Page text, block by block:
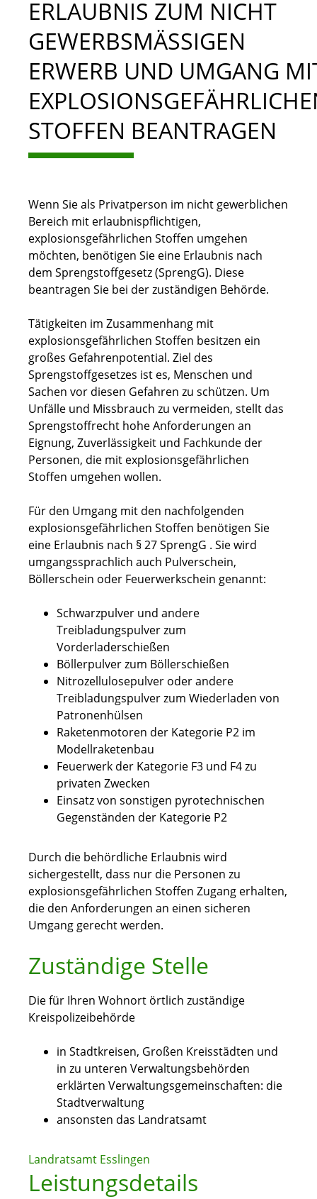
ERLAUBNIS ZUM NICHT
GEWERBSMÄSSIGEN E
RWERB UND UMGANG MIT
XPLOSIONSGEFÄHRLICHEN
TOFFEN BEANTRAGEN
Wenn Sie als Privatperson im nicht gewerblichen
Bereich mit erlaubnispflichtigen,
explosionsgefährlichen Stoffen umgehen
möchten, benötigen Sie eine Erlaubnis nach
dem Sprengstoffgesetz (SprengG). Diese
beantragen Sie bei der zuständigen Behörde.
Tätigkeiten im Zusammenhang mit
explosionsgefährlichen Stoffen besitzen ein
großes Gefahrenpotential. Ziel des
Sprengstoffgesetzes ist es, Menschen und
Sachen vor diesen Gefahren zu schützen. Um
Unfälle und Missbrauch zu vermeiden, stellt das
Sprengstoffrecht hohe Anforderungen an
Eignung, Zuverlässigkeit und Fachkunde der
Personen, die mit explosionsgefährlichen
Stoffen umgehen wollen.
Für den Umgang mit den nachfolgenden
explosionsgefährlichen Stoffen benötigen Sie
eine Erlaubnis nach § 27 SprengG . Sie wird
umgangssprachlich auch Pulverschein,
Böllerschein oder Feuerwerkschein genannt:
Schwarzpulver und andere
Treibladungspulver zum
Vorderladerschießen
Böllerpulver zum Böllerschießen
Nitrozellulosepulver oder andere
Treibladungspulver zum Wiederladen von
Patronenhülsen
Raketenmotoren der Kategorie P2 im
Modellraketenbau
Feuerwerk der Kategorie F3 und F4 zu
privaten Zwecken
Einsatz von sonstigen pyrotechnischen
Gegenständen der Kategorie P2
Durch die behördliche Erlaubnis wird
sichergestellt, dass nur die Personen zu
explosionsgefährlichen Stoffen Zugang erhalten,
die den Anforderungen an einen sicheren
Umgang gerecht werden.
Zuständige Stelle
Die für Ihren Wohnort örtlich zuständige
Kreispolizeibehörde
in Stadtkreisen, Großen Kreisstädten und
in zu unteren Verwaltungsbehörden
erklärten Verwaltungsgemeinschaften: die
Stadtverwaltung
ansonsten das Landratsamt
Landratsamt Esslingen
Leistungsdetails